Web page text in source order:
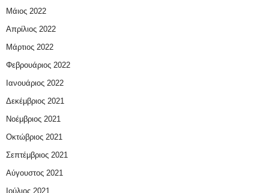
Μάιος 2022
Απρίλιος 2022
Μάρτιος 2022
Φεβρουάριος 2022
Ιανουάριος 2022
Δεκέμβριος 2021
Νοέμβριος 2021
Οκτώβριος 2021
Σεπτέμβριος 2021
Αύγουστος 2021
Ιούλιος 2021